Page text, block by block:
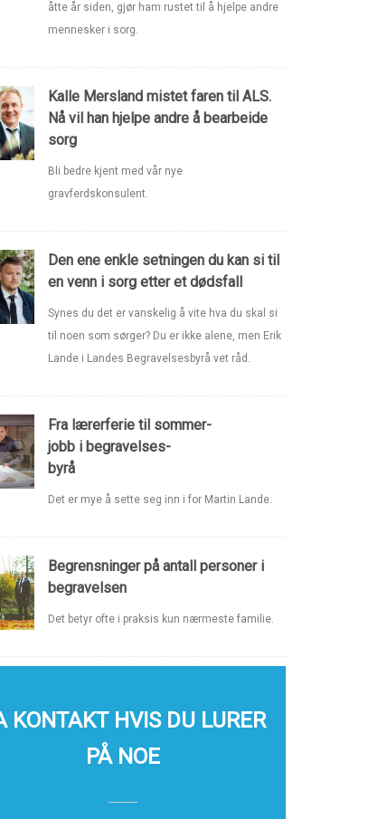
åtte år siden, gjør ham rustet til å hjelpe andre
mennesker i sorg.
Kalle Mersland mistet faren til ALS.
Nå vil han hjelpe andre å bearbeide
sorg
Bli bedre kjent med vår nye
gravferdskonsulent.
Den ene enkle setningen du kan si til
en venn i sorg etter et dødsfall
Synes du det er vanskelig å vite hva du skal si
til noen som sørger? Du er ikke alene, men Erik
Lande i Landes Begravelsesbyrå vet råd.
Fra lærerferie til sommer-
jobb i begravelses-
byrå
Det er mye å sette seg inn i for Martin Lande.
Begrensninger på antall personer i
begravelsen
Det betyr ofte i praksis kun nærmeste familie.
KONTAKT HVIS DU LURER
PÅ NOE